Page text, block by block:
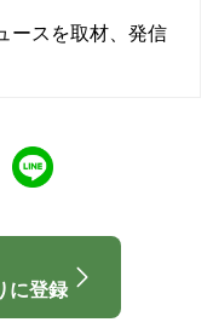
ースを取材、発信
に登録